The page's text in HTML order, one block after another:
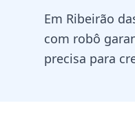
Em Ribeirão
com robô
precisa para